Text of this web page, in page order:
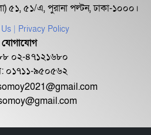
৫১, ৫১/এ, পুরানা পল্টন, ঢাকা-১০০০।
| Privacy Policy
যোগাযোগ
০২-৪৭১২১৬৮০
০১৭১১-৯৫০৫৬২